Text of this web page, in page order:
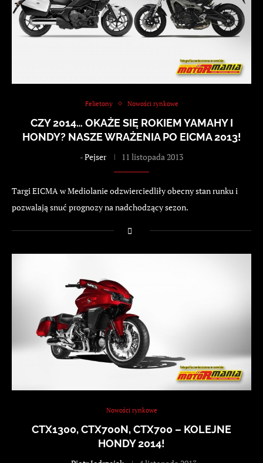
Felietony Nowości rynkowe
CZY 2014… OKAŻE SIĘ ROKIEM YAMAHY I
HONDY? NASZE WRAŻENIA PO EICMA 2013!
-Pejser 11 listopada 2013
Targi EICMA w Mediolanie odzwierciedliły obecny stan runku i
pozwalają snuć prognozy na nadchodzący sezon.
Nowości rynkowe
CTX1300, CTX700N, CTX700 – KOLEJNE
HONDY 2014!